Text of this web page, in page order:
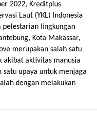
2022, Kreditplus
Laut (YKL) Indonesia
pelestarian lingkungan
Kota Makassar,
merupakan salah satu
akibat aktivitas manusia
upaya untuk menjaga
dengan melakukan